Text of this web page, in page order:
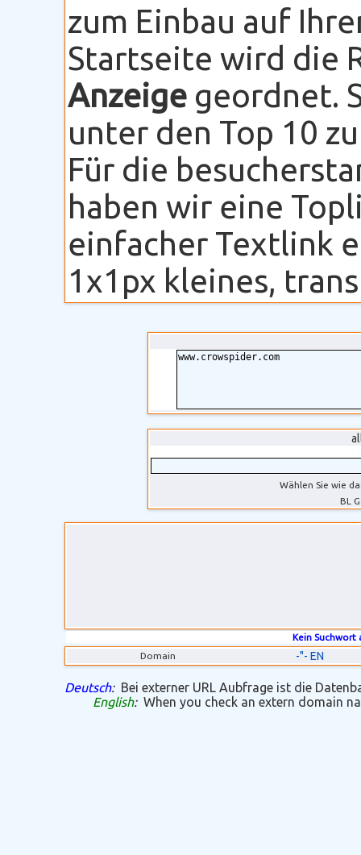
zum Einbau auf
Startseite wird die
Anzeigegeordnet.
unter den Top 10
Für die
haben wir eine
einfacher Textlink
1x1px kleines,
Wählen Sie wie
BL
Kein Suchwort
Domain
-"- EN
Deutsch:Bei externer URL Aubfrage ist die
English:When you check an extern domain